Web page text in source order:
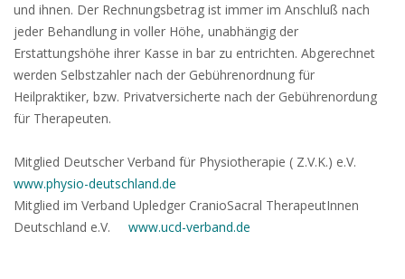
und ihnen. Der Rechnungsbetrag ist immer im Anschluß nach
jeder Behandlung in voller Höhe, unabhängig der
Erstattungshöhe ihrer Kasse in bar zu entrichten. Abgerechnet
werden Selbstzahler nach der Gebührenordnung für
Heilpraktiker, bzw. Privatversicherte nach der Gebührenordung
für Therapeuten.
Mitglied Deutscher Verband für Physiotherapie ( Z.V.K.) e.V.
www.physio-deutschland.de
Mitglied im Verband Upledger CranioSacral TherapeutInnen
Deutschland e.V. www.ucd-verband.de